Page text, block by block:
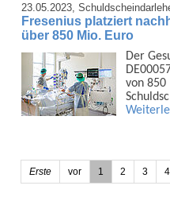
23.05.2023,
Fresenius platziert
über 850 Mio. Euro
Der
von 850
Erste vor 1 2 3 4